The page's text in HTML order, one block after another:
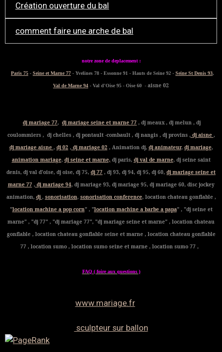
Création ouverture du bal
comment faire une arche de bal
notre zone de deplacement :
Paris 75 - Seine et Marne 77 - Yvelines 78 - Essonne 91 - Hauts de Seine 92 - Seine St Denis 93,
Val de Marne 94 - Val d'Oise 95 - Oise 60 - aisne 02
dj mariage 77, dj mariage seine et marne 77 , dj meaux , dj melun , dj
coulommiers , dj chelles , dj pontault -combault , dj nangis , dj provins , dj aisne ,
dj mariage aisne , dj 02 , dj mariage 02 , Animation dj, dj animateur, dj mariage,
animation mariage, dj seine et marne, dj paris, dj val de marne, dj seine saint
denis, dj val d'oise, dj oise, dj 75, dj 77 , dj 93, dj 94, dj 95, dj 60, dj mariage seine et
marne 77, dj mariage 94, dj mariage 93, dj mariage 95, dj mariage 60, disc jockey
animation, dj , sonorisation, sonorisation conference, location chateau gonflable ,
"location machine a pop corn" , "location machine a barbe a papa" , "dj seine et
marne" , "dj 77" , "dj mariage 77", "dj mariage seine et marne" , location chateau
gonflable , location chateau gonflable seine et marne , location chateau gonflable
77 , location sumo , location sumo seine et marne , location sumo 77 ,
FAQ ( foire aux questions )
www.mariage.fr
sculpteur sur ballon